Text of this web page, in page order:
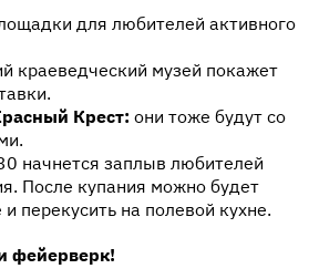
для любителей активного
краеведческий музей покажет
Крест: они тоже будут со
начнется заплыв любителей
После купания можно будет
и перекусить на полевой кухне.
фейерверк!